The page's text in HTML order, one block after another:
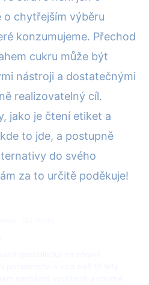
o chytřejším výběru
konzumujeme. Přechod
cukru může být
nástroji a dostatečnými
realizovatelný cíl.
jako je čtení etiket a
to jde, a postupně
do svého
za to určitě poděkuje!